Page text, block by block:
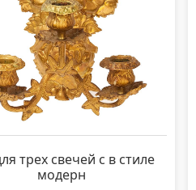
трех свечей с в стиле
модерн